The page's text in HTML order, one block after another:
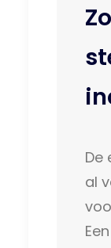
De
al